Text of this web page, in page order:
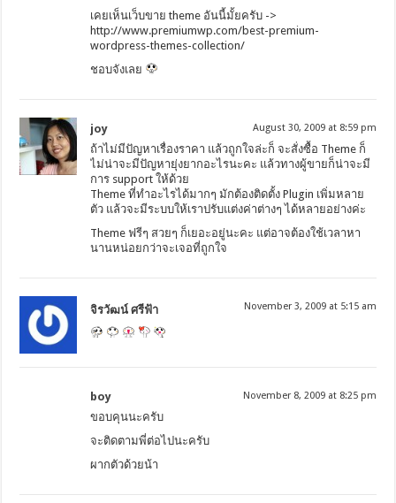
เคยเห็นเว็บขาย theme อันนี้มั้ยครับ ->
http://www.premiumwp.com/best-premium-
wordpress-themes-collection/
ชอบจังเลย
joy August 30, 2009 at 8:59 pm
ถ้าไม่มีปัญหาเรื่องราคา แล้วถูกใจล่ะก็ จะสั่งซื้อ Theme ก็
ไม่น่าจะมีปัญหายุ่งยากอะไรนะคะ แล้วทางผู้ขายก็น่าจะมี
การ support ให้ด้วย
Theme ที่ทำอะไรได้มากๆ มักต้องติดตั้ง Plugin เพิ่มหลาย
ตัว แล้วจะมีระบบให้เราปรับแต่งค่าต่างๆ ได้หลายอย่างค่ะ
Theme ฟรีๆ สวยๆ ก็เยอะอยู่นะคะ แต่อาจต้องใช้เวลาหา
นานหน่อยกว่าจะเจอที่ถูกใจ
จิรวัฒน์ ศรีฟ้า November 3, 2009 at 5:15 am
boy November 8, 2009 at 8:25 pm
ขอบคุนนะครับ
จะติดตามพี่ต่อไปนะครับ
ผากตัวด้วยน้า